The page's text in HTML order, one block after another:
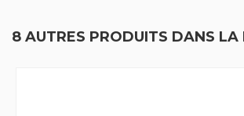
8 AUTRES PRODUITS DANS LA